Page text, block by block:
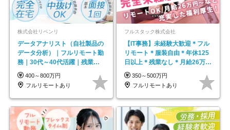
株式会社リベンリ
データアナリスト（自社製品の
データ分析）｜フルリモート勤
務｜30代～40代活躍｜残業少
なめ｜子育て社員多数活躍
400～800万円
フルリモートあり
フルスタック株式会社
【IT事務】未経験大歓迎＊フル
リモート＊服装自由＊年休125
日以上＊残業なし＊月給26万円
以上
350～500万円
フルリモートあり